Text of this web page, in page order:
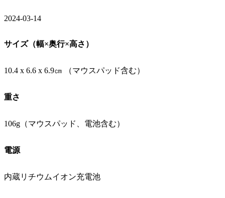
2024-03-14
サイズ（幅×奥行×高さ）
10.4 x 6.6 x 6.9㎝ （マウスパッド含む）
重さ
106g（マウスパッド、電池含む）
電源
内蔵リチウムイオン充電池